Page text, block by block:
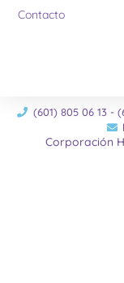
Contacto
(601) 805 06 13 -
Corporación